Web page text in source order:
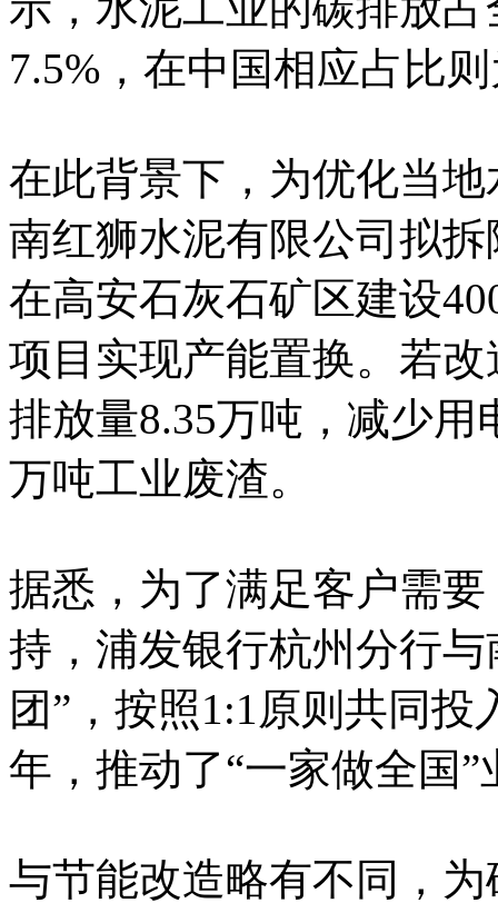
7.5%，在中国相应占比
在此背景下，为优化当
南红狮水泥有限公司拟
在高安石灰石矿区建设
项目实现产能置换。若
排放量8.35万吨，减少用
万吨工业废渣。
据悉，为了满足客户需
持，浦发银行杭州分行
团”，按照1:1原则共同
年，推动了“一家做全国
与节能改造略有不同，